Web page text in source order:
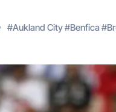
#Aukland City#Benfica#